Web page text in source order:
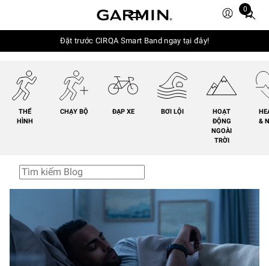
0
Total
cart:
Đặt trước CIRQA Smart Band ngay tại đây!
THỂ
HÌNH
CHẠY BỘ ĐẠP XE BƠI LỘI
HOẠT
ĐỘNG
NGOÀI
TRỜI
&